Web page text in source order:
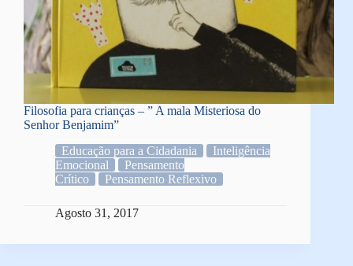
Filosofia para crianças – ” A mala Misteriosa do
Senhor Benjamim”
Educação para a Cidadania
Inteligência
Emocional
Pensamento
Crítico
Pensamento Reflexivo
Agosto 31, 2017